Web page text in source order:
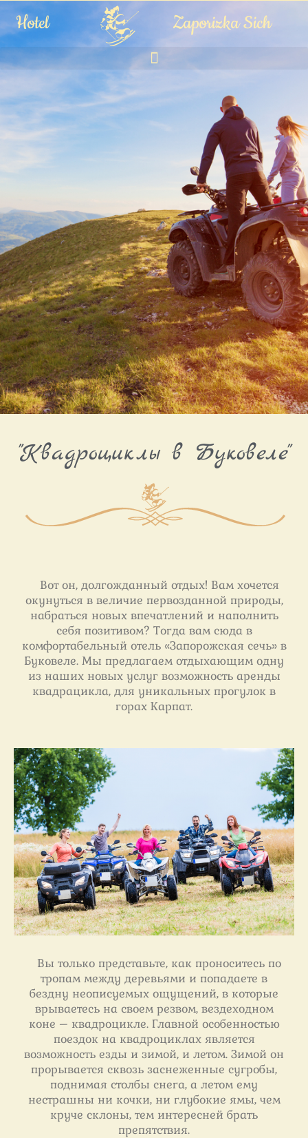
Hotel Zaporizka Sich
Отдых на
квадроциклах
в Буковеле
"Квадроциклы в Буковеле"
Вот он, долгожданный отдых! Вам хочется
окунуться в величие первозданной природы,
набраться новых впечатлений и наполнить
себя позитивом? Тогда вам сюда в
комфортабельный отель «Запорожская сечь» в
Буковеле. Мы предлагаем отдыхающим одну
из наших новых услуг возможность аренды
квадрацикла, для уникальных прогулок в
горах Карпат.
Вы только представьте, как проноситесь по
тропам между деревьями и попадаете в
бездну неописуемых ощущений, в которые
врываетесь на своем резвом, вездеходном
коне – квадроцикле. Главной особенностью
поездок на квадроциклах является
возможность езды и зимой, и летом. Зимой он
прорывается сквозь заснеженные сугробы,
поднимая столбы снега, а летом ему
нестрашны ни кочки, ни глубокие ямы, чем
круче склоны, тем интересней брать
препятствия.